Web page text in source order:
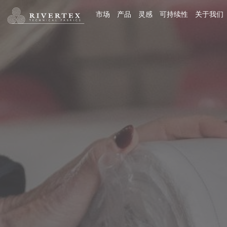
Rivertex技术面料集团 市场 产品 灵感 可持续性 关于我们